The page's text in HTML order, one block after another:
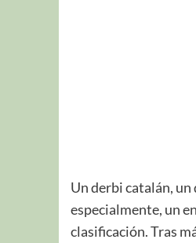
Un derbi catalán,
especialmente, un
clasificación. Tras